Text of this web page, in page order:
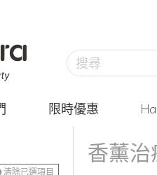
限時優惠
清除已選項目
香薰治